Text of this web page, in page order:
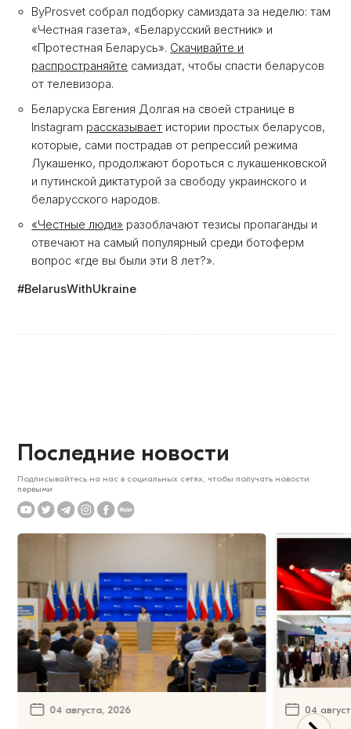
ByProsvet собрал подборку самиздата за неделю: там
«Честная газета», «Беларусский вестник» и
«Протестная Беларусь». Скачивайте и
распространяйте самиздат, чтобы спасти беларусов
от телевизора.
Беларуска Евгения Долгая на своей странице в
Instagram рассказывает истории простых беларусов,
которые, сами пострадав от репрессий режима
Лукашенко, продолжают бороться с лукашенковской
и путинской диктатурой за свободу украинского и
беларусского народов.
«Честные люди» разоблачают тезисы пропаганды и
отвечают на самый популярный среди ботоферм
вопрос «где вы были эти 8 лет?».
#BelarusWithUkraine
Последние новости
Подписывайтесь на нас в социальных сетях, чтобы получать новости
первыми
04 августа, 2026 04